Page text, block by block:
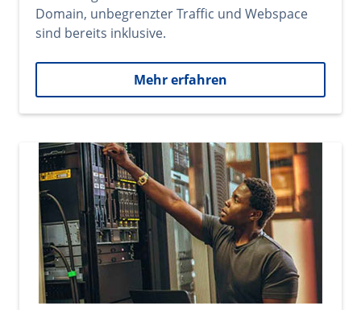
Domain, unbegrenzter Traffic und Webspace
sind bereits inklusive.
Mehr erfahren